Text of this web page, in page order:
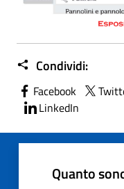
Condividi:
Facebook
LinkedIn
Quanto